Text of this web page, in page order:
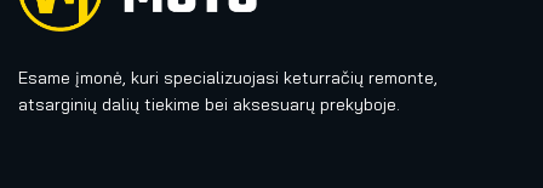
Esame įmonė, kuri specializuojasi keturračių remonte,
atsarginių dalių tiekime bei aksesuarų prekyboje.